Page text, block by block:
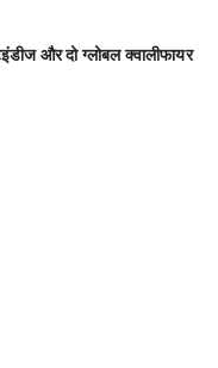
और दो ग्लोबल क्वालीफायर